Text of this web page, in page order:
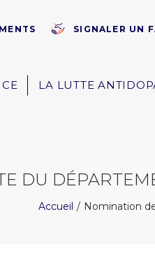
SIGNALER UN
LA LUTTE
DU
Accueil Nomination